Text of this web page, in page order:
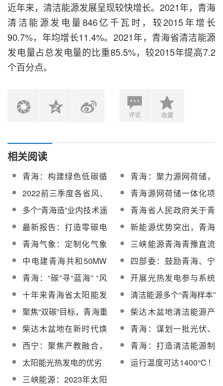
近年来，清洁能源发展呈现较快增长。2021年，青海
清洁能源发电量846亿千瓦时，较2015年增长
90.7%，年均增长11.4%。2021年，青海省清洁能源
发电量占总发电量的比重85.5%，较2015年提高7.2
个百分点。
评论 收藏
相关阅读
青海：构建绿色低碳循
环发展经济体系
青海：聚力源网荷储，
谱写清洁能源发展新篇
章
2022前三季度各省风、
光消纳：西藏、青海弃
光仍最严重
青海源网荷储一体化项
目管理办法：新能源配
储15%/2h，负荷侧配储
5%/2h
多个“青海造”业内技术遥
遥领先
青海省人民政府关于青
豫直流二期1标段国能联
合体100万千瓦光伏光
热项目10万千瓦光热建
设项目用地的批复
最新报告：打造零碳电
力系统青海样本，光热
将成增长最快的可调节
可再生电源
新能源优势突出，青海
加速储能产业布局
青海气象：定制化气象
服务平台，提供精细化
气象服务，助力打造清
洁能源高地
三峡能源青海青豫直流
100MW光热项目汽轮发
电机组招标
中电建青海共和50MW
塔式光热发电项目高温
熔盐泵采购
四部委：鼓励青海、宁
夏等省、区发展熔盐储
热等新型电力储能装备
青海：“碳”寻“蓝海” “风
光”无限
开展光热发电参与系统
调峰的联调运行示范！
《青海省碳达峰实施方
案》印发
十年来青海省太阳能发
电量稳居中国首位
清洁能源多个“青海样本”
领跑全国
聚焦“双碳”目标，青海重
大项目建设蹄疾步稳
柴达木盆地清洁能源产
业发展释放“链式”效应
柴达木盆地在新时代焕
发新气象
青海：谋划一批光伏、
风电、光热、水电、“两
个一体化”等项目，打造
国家级清洁能源产业基
西宁：聚焦产教融合，
加大扶持光伏光热等优
势产业相关专业(群)力度
青海：打造清洁能源制
造业发展新引擎
太阳能光热发电的优劣
运行温度可达1400℃！
三峡能源：2023年太阳